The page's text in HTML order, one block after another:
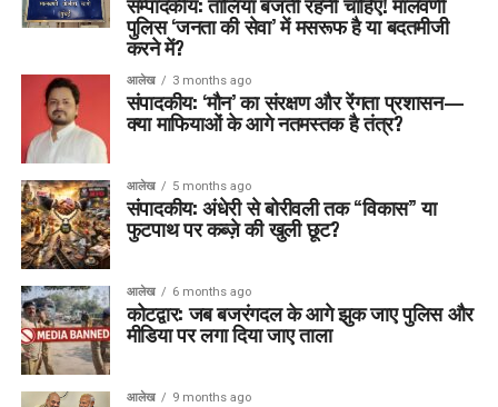
पुलिस ‘जनता की सेवा’ में मसरूफ है या बदतमीजी
करने में?
आलेख 3 months ago
संपादकीय: ‘मौन’ का संरक्षण और रेंगता प्रशासन—
क्या माफियाओं के आगे नतमस्तक है तंत्र?
आलेख 5 months ago
संपादकीय: अंधेरी से बोरीवली तक “विकास” या
फुटपाथ पर कब्ज़े की खुली छूट?
आलेख 6 months ago
कोटद्वार: जब बजरंगदल के आगे झुक जाए पुलिस और
मीडिया पर लगा दिया जाए ताला
आलेख 9 months ago